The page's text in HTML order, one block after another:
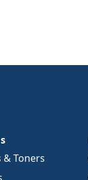
& Toners